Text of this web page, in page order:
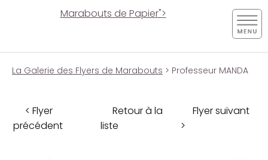
Marabouts de Papier">
La Galerie des Flyers de Marabouts > Professeur MANDA
< Flyer
précédent
Retour à la
liste
Flyer suivant
>